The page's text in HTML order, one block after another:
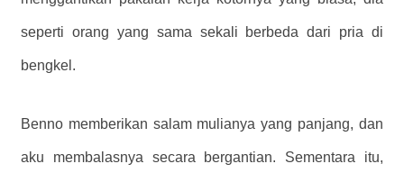
seperti orang yang sama sekali berbeda dari pria di
bengkel.
Benno memberikan salam mulianya yang panjang, dan
aku membalasnya secara bergantian. Sementara itu,